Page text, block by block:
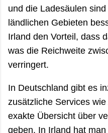
und die Ladesäulen
ländlichen Gebieten
Irland den Vorteil, dass
was die Reichweite
verringert.
In Deutschland gibt es
zusätzliche Services
exakte Übersicht über
geben. In Irland hat